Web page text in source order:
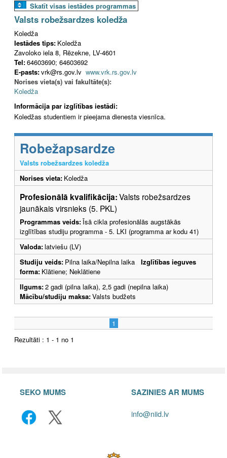
Skatīt visas iestādes programmas
Valsts robežsardzes koledža
Koledža
Iestādes tips: Koledža
Zavoloko iela 8, Rēzekne, LV-4601
Tel:64603690; 64603692
E-pasts:vrk@rs.gov.lv www.vrk.rs.gov.lv
Norises vieta(s) vai fakultāte(s):
Koledža
Informācija par izglītības iestādi:
Koledžas studentiem ir pieejama dienesta viesnīca.
Robežapsardze
Valsts robežsardzes koledža
Norises vieta: Koledža
Profesionālā kvalifikācija:Valsts robežsardzes
jaunākais virsnieks (5. PKL)
Programmas veids:Īsā cikla profesionālās augstākās
izglītības studiju programma - 5. LKI (programma ar kodu 41)
Valoda:latviešu (LV)
Studiju veids: Pilna laika/Nepilna laika Izglītības ieguves
forma: Klātiene; Neklātiene
Ilgums:2 gadi (pilna laika), 2,5 gadi (nepilna laika)
Mācību/studiju maksa:Valsts budžets
1
Rezultāti : 1 - 1 no 1
SEKO MUMS SAZINIES AR MUMS
info@niid.lv